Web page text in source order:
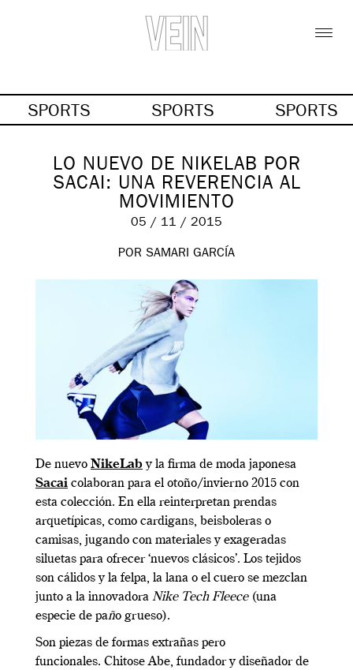
SPORTS SPORTS SPORTS
LO NUEVO DE NIKELAB POR
SACAI: UNA REVERENCIA AL
MOVIMIENTO
05 / 11 / 2015
POR SAMARI GARCÍA
De nuevo NikeLaby la firma de moda japonesa
Sacai colaboran para el otoño/invierno 2015 con
esta colección. En ella reinterpretan prendas
arquetípicas, como cardigans, beisboleras o
camisas, jugando con materiales y exageradas
siluetas para ofrecer ‘nuevos clásicos’. Los tejidos
son cálidos y la felpa, la lana o el cuero se mezclan
junto a la innovadora Nike Tech Fleece(una
especie de paño grueso).
Son piezas de formas extrañas pero
funcionales. Chitose Abe, fundador y diseñador de